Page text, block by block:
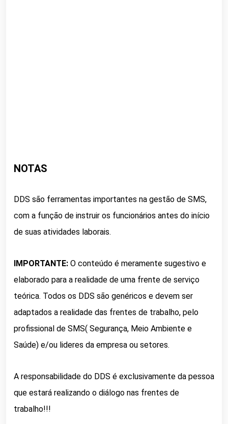
NOTAS
DDS são ferramentas importantes na gestão de SMS,
com a função de instruir os funcionários antes do início
de suas atividades laborais.
IMPORTANTE: O conteúdo é meramente sugestivo e
elaborado para a realidade de uma frente de serviço
teórica. Todos os DDS são genéricos e devem ser
adaptados a realidade das frentes de trabalho, pelo
profissional de SMS( Segurança, Meio Ambiente e
Saúde) e/ou lideres da empresa ou setores.
A responsabilidade do DDS é exclusivamente da pessoa
que estará realizando o diálogo nas frentes de
trabalho!!!